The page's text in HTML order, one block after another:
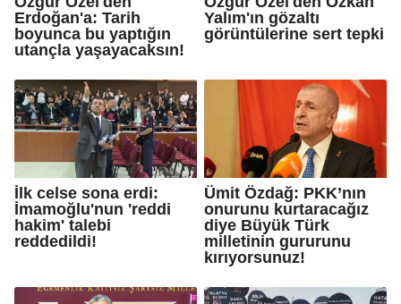
Erdoğan'a: Tarih
boyunca bu yaptığın
utançla yaşayacaksın!
Yalım'ın gözaltı
görüntülerine sert tepki
İlk celse sona erdi:
İmamoğlu'nun 'reddi
hakim' talebi
reddedildi!
Ümit Özdağ: PKK’nın
onurunu kurtaracağız
diye Büyük Türk
milletinin gururunu
kırıyorsunuz!